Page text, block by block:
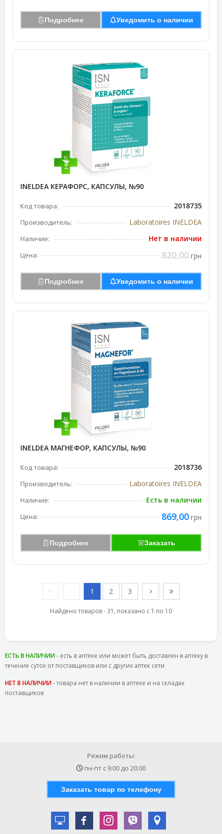
Подробнее Уведомить о наличии
INELDEA КЕРАФОРС, КАПСУЛЫ, №90
Код товара: 2018735
Производитель: Laboratoires INELDEA
Наличие: Нет в наличии
Цена: 820,00 грн
Подробнее Уведомить о наличии
INELDEA МАГНЕФОР, КАПСУЛЫ, №90
Код товара: 2018736
Производитель: Laboratoires INELDEA
Наличие: Есть в наличии
Цена: 869,00 грн
Подробнее Заказать
1 2 3
Найдено товаров - 31, показано с 1 по 10
ЕСТЬ В НАЛИЧИИ- есть в аптеке или может быть доставлен в аптеку в
течение суток от поставщиков или с других аптек сети
НЕТ В НАЛИЧИИ- товара нет в наличии в аптеке и на складах
поставщиков
Режим работы:
пн-пт с 9:00 до 20:00
Заказать товар по телефону